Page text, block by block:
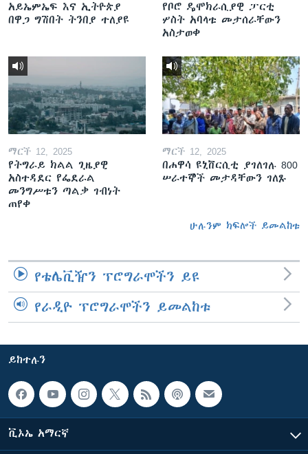
አይኤምኤፍ እና ኢትዮጵያ
በዋጋ ግሽበት ትንበያ ተለያዩ
የቦሮ ዴሞክራሲያዊ ፓርቲ
ሦስት አባላቱ መታሰራቸውን
አስታወቀ
ማርች 12, 2025
የትግራይ ክልል ጊዜያዊ
አስተዳደር የፌደራል
መንግሥቱን ጣልቃ ገብነት
ጠየቀ
ማርች 12, 2025
በሐዋሳ ዩኒቨርሲቲ ያገለገሉ 800
ሠራተኞች መታዳቸውን ገለጹ
ሁሉንም ክፍሎች ይመልከቱ
የቴሌቪዥን ፕሮግራሞችን ይዩ
የራዲዮ ፕሮግራሞችን ይመልከቱ
ይከተሉን
ቪኦኤ አማርኛ